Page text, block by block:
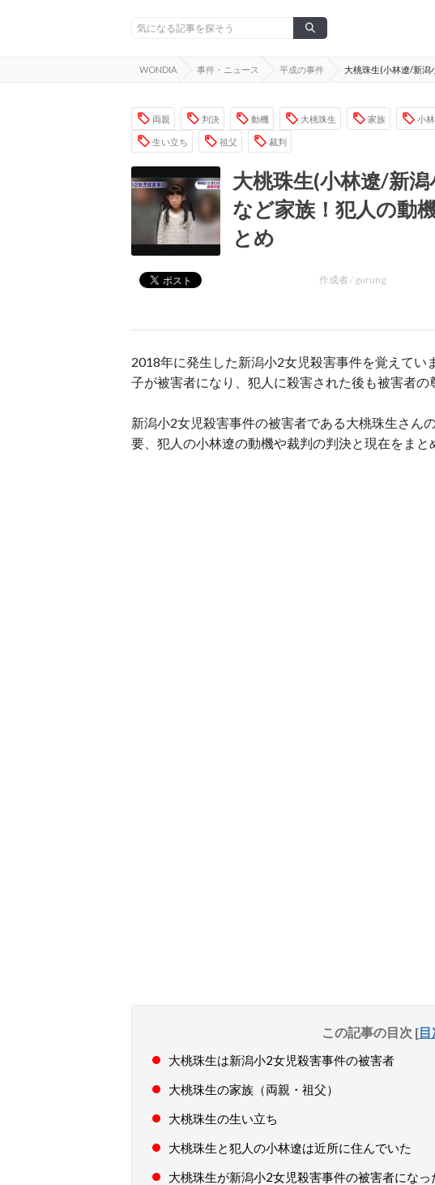
WONDIA 事件・ニュース 平成の事件 大桃珠生(小林遼/新潟
両親 判決 動機 大桃珠生 家族 小
生い立ち 祖父 裁判
大桃珠生(小林遼/新
など家族！犯人の動
とめ
作成者 / gurung
2018年に発生した新潟小2女児殺害事件を覚えて
子が被害者になり、犯人に殺害された後も被害者の
新潟小2女児殺害事件の被害者である大桃珠生さん
要、犯人の小林遼の動機や裁判の判決と現在をまと
この記事の目次 [目
大桃珠生は新潟小2女児殺害事件の被害者
大桃珠生の家族（両親・祖父）
大桃珠生の生い立ち
大桃珠生と犯人の小林遼は近所に住んでいた
大桃珠生が新潟小2女児殺害事件の被害者になっ